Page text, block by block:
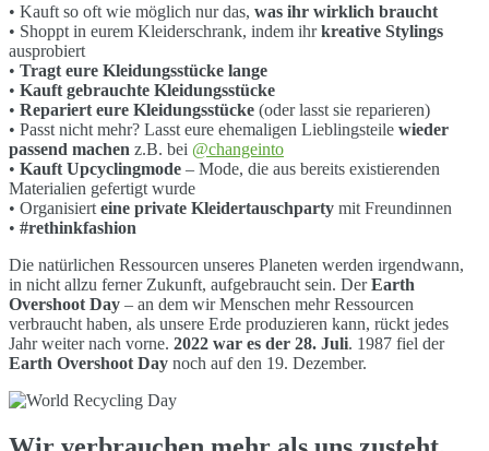
• Kauft so oft wie möglich nur das, was ihr wirklich braucht
• Shoppt in eurem Kleiderschrank, indem ihrkreative Stylings
ausprobiert
• Tragt eure Kleidungsstücke lange
• Kauft gebrauchte Kleidungsstücke
• Repariert eure Kleidungsstücke (oder lasst sie reparieren)
• Passt nicht mehr? Lasst eure ehemaligen Lieblingsteile wieder
passend machen z.B. bei @changeinto
• Kauft Upcyclingmode – Mode, die aus bereits existierenden
Materialien gefertigt wurde
• Organisiert eine private Kleidertauschparty mit Freundinnen
• #rethinkfashion
Die natürlichen Ressourcen unseres Planeten werden irgendwann,
in nicht allzu ferner Zukunft, aufgebraucht sein. DerEarth
Overshoot Day – an dem wir Menschen mehr Ressourcen
verbraucht haben, als unsere Erde produzieren kann, rückt jedes
Jahr weiter nach vorne. 2022 war es der 28. Juli. 1987 fiel der
Earth Overshoot Day noch auf den 19. Dezember.